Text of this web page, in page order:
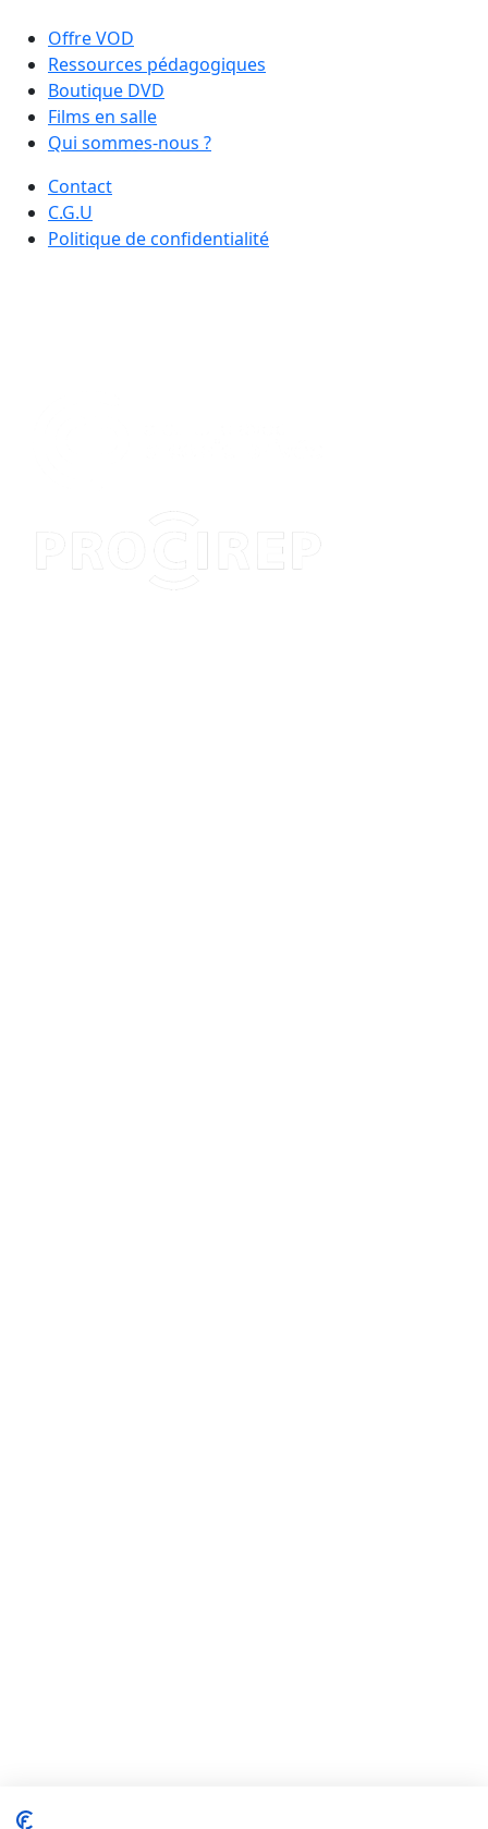
Offre VOD
Ressources pédagogiques
Boutique DVD
Films en salle
Qui sommes-nous ?
Contact
C.G.U
Politique de confidentialité